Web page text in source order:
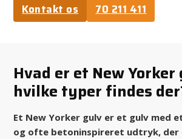
Kontakt os 70 211 411
Hvad er et New Yorker
hvilke typer findes
Et New Yorker gulv er et gulv med
og ofte betoninspireret udtryk, der